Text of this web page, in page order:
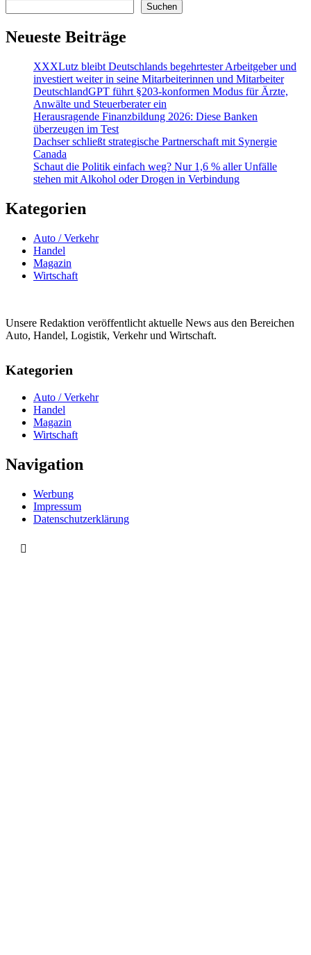
Suchen
Neueste Beiträge
XXXLutz bleibt Deutschlands begehrtester Arbeitgeber und
investiert weiter in seine Mitarbeiterinnen und Mitarbeiter
DeutschlandGPT führt §203-konformen Modus für Ärzte,
Anwälte und Steuerberater ein
Herausragende Finanzbildung 2026: Diese Banken
überzeugen im Test
Dachser schließt strategische Partnerschaft mit Synergie
Canada
Schaut die Politik einfach weg? Nur 1,6 % aller Unfälle
stehen mit Alkohol oder Drogen in Verbindung
Kategorien
Auto / Verkehr
Handel
Magazin
Wirtschaft
Unsere Redaktion veröffentlicht aktuelle News aus den Bereichen
Auto, Handel, Logistik, Verkehr und Wirtschaft.
Kategorien
Auto / Verkehr
Handel
Magazin
Wirtschaft
Navigation
Werbung
Impressum
Datenschutzerklärung